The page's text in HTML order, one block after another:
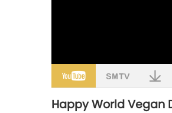
Happy World Vegan